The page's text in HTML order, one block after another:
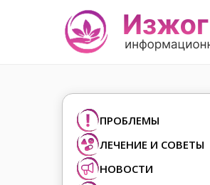
ПРОБЛЕМЫ
ЛЕЧЕНИЕ И СОВЕТЫ
НОВОСТИ